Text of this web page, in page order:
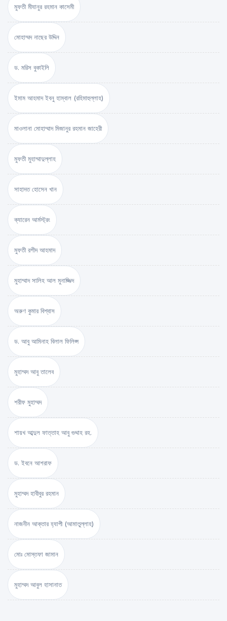
মুফতী মীযানুর রহমান কাসেমী
মোহাম্মদ নাছের উদ্দিন
ড. মরিস বুকাইলি
ইমাম আহমাদ ইবনু হাম্বাল (রহিমাহুল্লাহ)
মাওলানা মোহাম্মাদ মিজানুর রহমান জাহেরী
মুফতী মুহাম্মাদুল্লাহ
সাহাদত হোসেন খান
ক্যারেন আর্মস্ট্রং
মুফতী রশীদ আহমাদ
মুহাম্মাদ সালিহ আল মুনাজ্জিদ
অরুণ কুমার বিশ্বাস
ড. আবু আমিনাহ বিলাল ফিলিপ্স
মুহাম্মদ আবু তালেব
শরীফ মুহাম্মদ
শায়খ আব্দুল ফাত্তাহ আবু গুদ্দাহ রহ.
ড. ইবনে আশরাফ
মুহাম্মদ হাবীবুর রহমান
নাজনীন আক্তার হ্যাপী (আমাতুল্লাহ)
মোঃ মোস্তফা জামান
মুহাম্মদ আবুল হাসানাত